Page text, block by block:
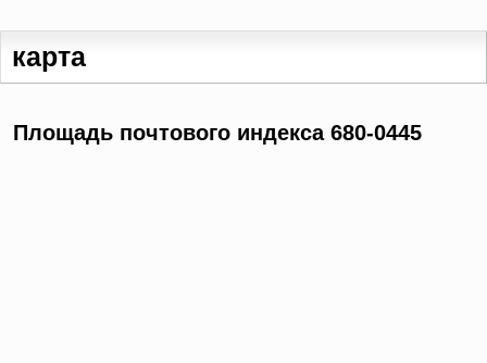
карта
Площадь почтового индекса 680-0445